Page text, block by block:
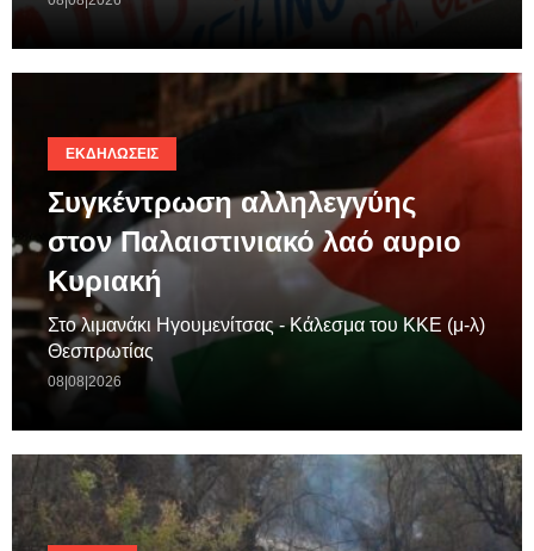
ΕΚΔΗΛΏΣΕΙΣ
Συγκέντρωση αλληλεγγύης
στον Παλαιστινιακό λαό αυριο
Κυριακή
Στο λιμανάκι Ηγουμενίτσας - Κάλεσμα του ΚΚΕ (μ-λ)
Θεσπρωτίας
08|08|2026